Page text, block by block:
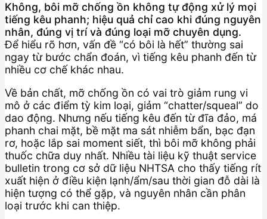
Không, bôi mỡ chống ồn không tự động xử lý mọi
tiếng kêu phanh; hiệu quả chỉ cao khi đúng nguyên
nhân, đúng vị trí và đúng loại mỡ chuyên dụng.
Để hiểu rõ hơn, vấn đề “có bôi là hết” thường sai
ngay từ bước chẩn đoán, vì tiếng kêu phanh đến từ
nhiều cơ chế khác nhau.
Về bản chất, mỡ chống ồn có vai trò giảm rung vi
mô ở các điểm tỳ kim loại, giảm “chatter/squeal” do
dao động. Nhưng nếu tiếng kêu đến từ đĩa đảo, má
phanh chai mặt, bề mặt ma sát nhiễm bẩn, bạc đạn
rơ, hoặc lắp sai moment siết, thì bôi mỡ không phải
thuốc chữa duy nhất. Nhiều tài liệu kỹ thuật service
bulletin trong cơ sở dữ liệu NHTSA cho thấy tiếng rít
xuất hiện ở điều kiện lạnh/ẩm/sau thời gian đỗ dài là
hiện tượng có thể gặp, và nguyên nhân cần phân
loại trước khi can thiệp.